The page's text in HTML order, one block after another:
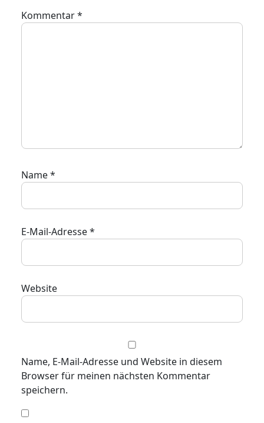
Kommentar*
Name*
E-Mail-Adresse*
Website
Name, E-Mail-Adresse und Website in diesem
Browser für meinen nächsten Kommentar
speichern.